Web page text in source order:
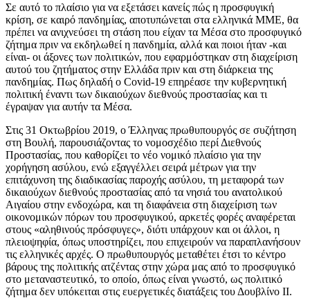
Σε αυτό το πλαίσιο για να εξετάσει κανείς πώς η προσφυγική
κρίση, σε καιρό πανδημίας, αποτυπώνεται στα ελληνικά ΜΜΕ, θα
πρέπει να ανιχνεύσει τη στάση που είχαν τα Μέσα στο προσφυγικό
ζήτημα πριν να εκδηλωθεί η πανδημία, αλλά και ποιοι ήταν -και
είναι- οι άξονες των πολιτικών, που εφαρμόστηκαν στη διαχείριση
αυτού του ζητήματος στην Ελλάδα πριν και στη διάρκεια της
πανδημίας. Πως δηλαδή ο Covid-19 επηρέασε την κυβερνητική
πολιτική έναντι των δικαιούχων διεθνούς προστασίας και τι
έγραψαν για αυτήν τα Μέσα.
Στις 31 Οκτωβρίου 2019, ο Έλληνας πρωθυπουργός σε συζήτηση
στη Βουλή, παρουσιάζοντας το νομοσχέδιο περί Διεθνούς
Προστασίας, που καθορίζει το νέο νομικό πλαίσιο για την
χορήγηση ασύλου, ενώ εξαγγέλλει σειρά μέτρων για την
επιτάχυνση της διαδικασίας παροχής ασύλου, τη μεταφορά των
δικαιούχων διεθνούς προστασίας από τα νησιά του ανατολικού
Αιγαίου στην ενδοχώρα, και τη διαφάνεια στη διαχείριση των
οικονομικών πόρων του προσφυγικού, αρκετές φορές αναφέρεται
στους «αληθινούς πρόσφυγες», διότι υπάρχουν και οι άλλοι, η
πλειοψηφία, όπως υποστηρίζει, που επιχειρούν να παραπλανήσουν
τις ελληνικές αρχές. Ο πρωθυπουργός μεταθέτει έτσι το κέντρο
βάρους της πολιτικής ατζέντας στην χώρα μας από το προσφυγικό
στο μεταναστευτικό, το οποίο, όπως είναι γνωστό, ως πολιτικό
ζήτημα δεν υπόκειται στις ευεργετικές διατάξεις του Δουβλίνο ΙΙ.